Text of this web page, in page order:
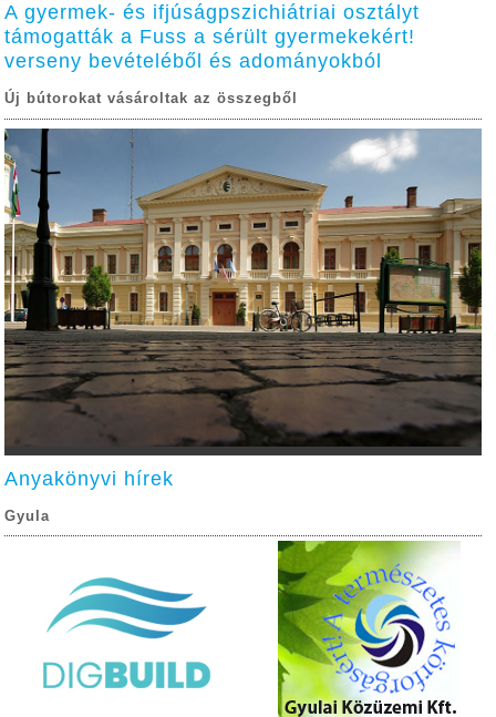
A gyermek- és ifjúságpszichiátriai osztályt
támogatták a Fuss a sérült gyermekekért!
verseny bevételéből és adományokból
Új bútorokat vásároltak az összegből
Anyakönyvi hírek
Gyula